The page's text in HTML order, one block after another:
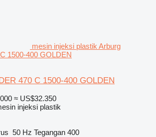
mesin injeksi plastik Arburg
1500-400 GOLDEN
470 C 1500-400 GOLDEN
≈ US$32.350
injeksi plastik
50 Hz Tegangan 400